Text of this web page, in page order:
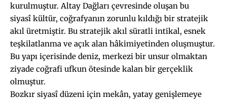
kurulmuştur. Altay Dağları çevresinde oluşan bu
siyasî kültür, coğrafyanın zorunlu kıldığı bir stratejik
akıl üretmiştir. Bu stratejik akıl süratli intikal, esnek
teşkilatlanma ve açık alan hâkimiyetinden oluşmuştur.
Bu yapı içerisinde deniz, merkezi bir unsur olmaktan
ziyade coğrafi ufkun ötesinde kalan bir gerçeklik
olmuştur.
Bozkır siyasî düzeni için mekân, yatay genişlemeye